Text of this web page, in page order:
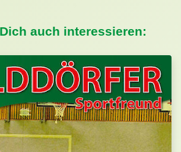
auch interessieren: